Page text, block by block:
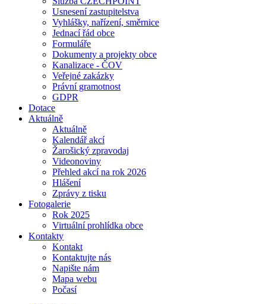
Usnesení zastupitelstva
Vyhlášky, nařízení, směrnice
Jednací řád obce
Formuláře
Dokumenty a projekty obce
Kanalizace - ČOV
Veřejné zakázky
Právní gramotnost
GDPR
Dotace
Aktuálně
Aktuálně
Kalendář akcí
Žarošický zpravodaj
Videonoviny
Přehled akcí na rok 2026
Hlášení
Zprávy z tisku
Fotogalerie
Rok 2025
Virtuální prohlídka obce
Kontakty
Kontakt
Kontaktujte nás
Napište nám
Mapa webu
Počasí